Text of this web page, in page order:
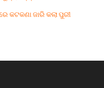
କଟକଣା ଜାରି କଲା ପୁରୀ